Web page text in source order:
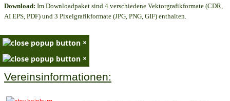
Download: Im Downloadpaket sind 4 verschiedene Vektorgrafikformate (CDR,
AI EPS, PDF) und 3 Pixelgrafikformate (JPG, PNG, GIF) enthalten.
×
×
Vereinsinformationen: